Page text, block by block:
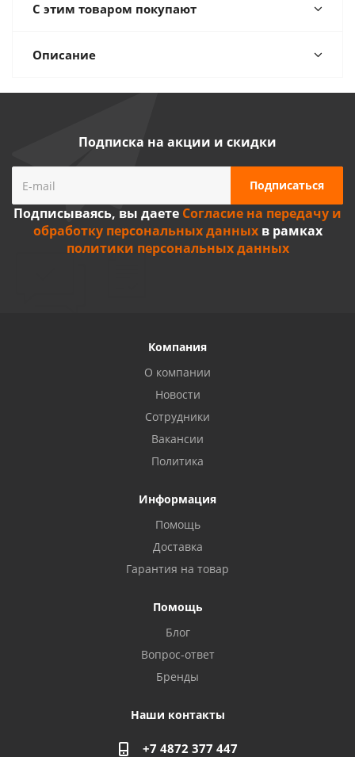
С этим товаром покупают
Описание
Подписка на акции и скидки
Подписываясь, вы даете Согласие на передачу и
обработку персональных данныхв рамках
политики персональных данных
Компания
О компании
Новости
Сотрудники
Вакансии
Политика
Информация
Помощь
Доставка
Гарантия на товар
Помощь
Блог
Вопрос-ответ
Бренды
Наши контакты
+7 4872 377 447